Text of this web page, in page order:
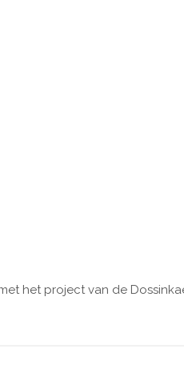
het project van de